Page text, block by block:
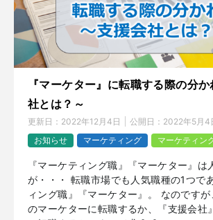
『マーケター』に転職する際の分
社とは？～
更新日： 2022年12月4日 公開日： 2022年5月4
お知らせ
マーケティング マーケティン
『マーケティング職』『マーケター』は
が・・・ 転職市場でも人気職種の1つで
ィング職』『マーケター』。 なのですが
のマーケターに転職するか、『支援会社